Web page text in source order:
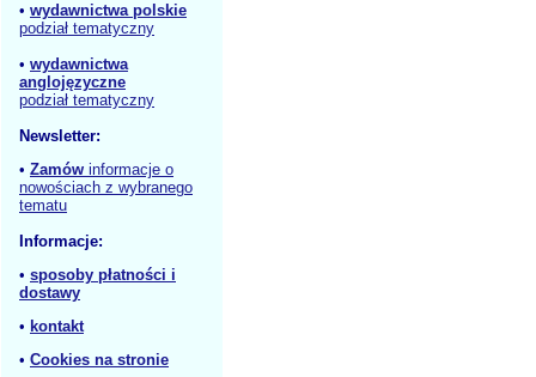
• wydawnictwa polskie
podział tematyczny
• wydawnictwa
anglojęzyczne
podział tematyczny
Newsletter:
• Zamów informacje o
nowościach z wybranego
tematu
Informacje:
• sposoby płatności i
dostawy
• kontakt
• Cookies na stronie